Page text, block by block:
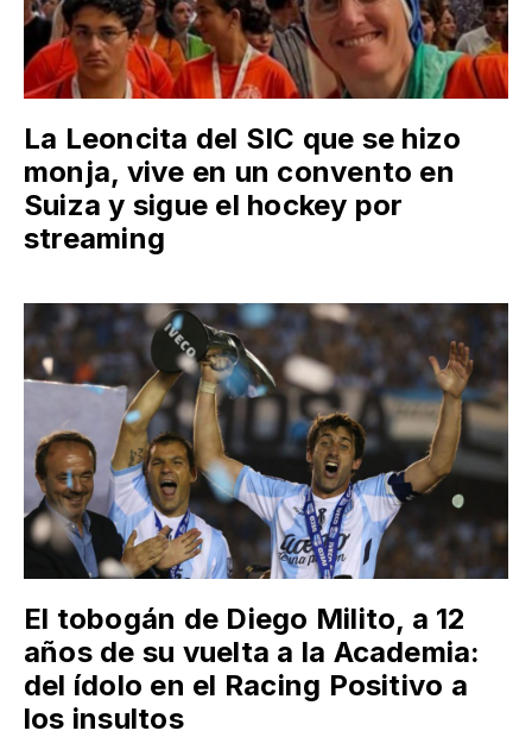
La Leoncita del SIC que se hizo
monja, vive en un convento en
Suiza y sigue el hockey por
streaming
El tobogán de Diego Milito, a 12
años de su vuelta a la Academia:
del ídolo en el Racing Positivo a
los insultos